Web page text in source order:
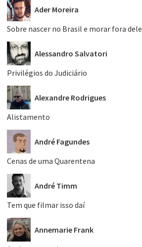
Ader Moreira
Sobre nascer no Brasil e morar fora dele
Alessandro Salvatori
Privilégios do Judiciário
Alexandre Rodrigues
Alistamento
André Fagundes
Cenas de uma Quarentena
André Timm
Tem que filmar isso daí
Annemarie Frank